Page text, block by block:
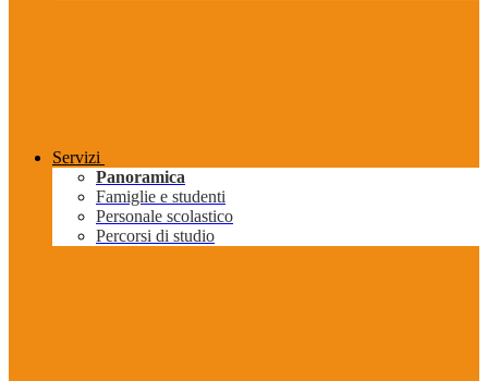
Servizi
Panoramica
Famiglie e studenti
Personale scolastico
Percorsi di studio